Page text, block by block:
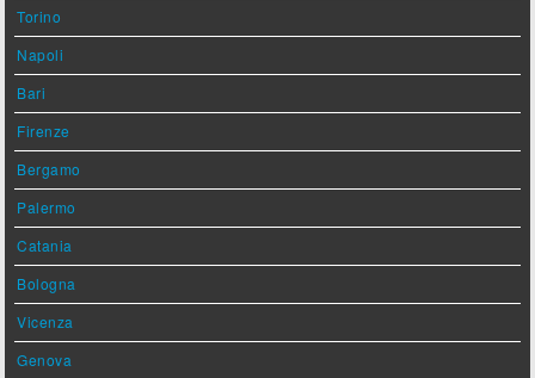
Torino
Napoli
Bari
Firenze
Bergamo
Palermo
Catania
Bologna
Vicenza
Genova